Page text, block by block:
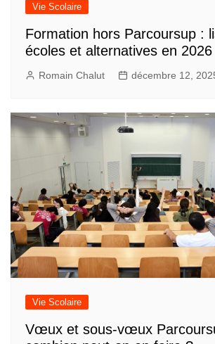
Vie Scolaire
Formation hors Parcoursup :
écoles et alternatives en 2026
Romain Chalut décembre 12,
Vie Scolaire
Vœux et sous-vœux